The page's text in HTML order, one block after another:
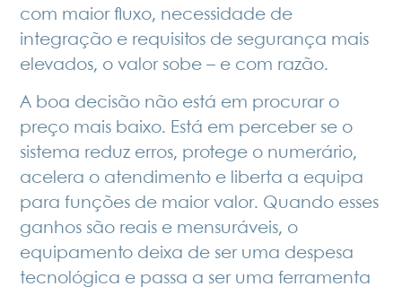
com maior fluxo, necessidade de
integração e requisitos de segurança mais
elevados, o valor sobe – e com razão.
A boa decisão não está em procurar o
preço mais baixo. Está em perceber se o
sistema reduz erros, protege o numerário,
acelera o atendimento e liberta a equipa
para funções de maior valor. Quando esses
ganhos são reais e mensuráveis, o
equipamento deixa de ser uma despesa
tecnológica e passa a ser uma ferramenta